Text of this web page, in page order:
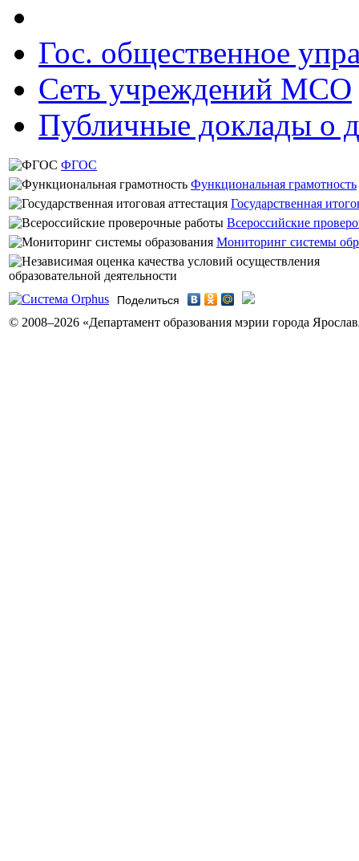
Гос. общественное
Сеть учреждений МСО
Публичные доклады о
ФГОС
Функциональная грамотность
Государственная
Всероссийские
Мониторинг системы
Поделиться
© 2008–2026 «Департамент образования мэрии города